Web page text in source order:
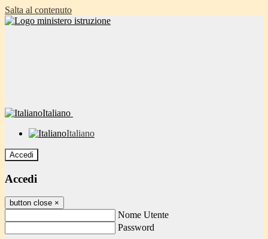
Salta al contenuto
Italiano
Italiano
Accedi
Accedi
button close ×
Nome Utente
Password